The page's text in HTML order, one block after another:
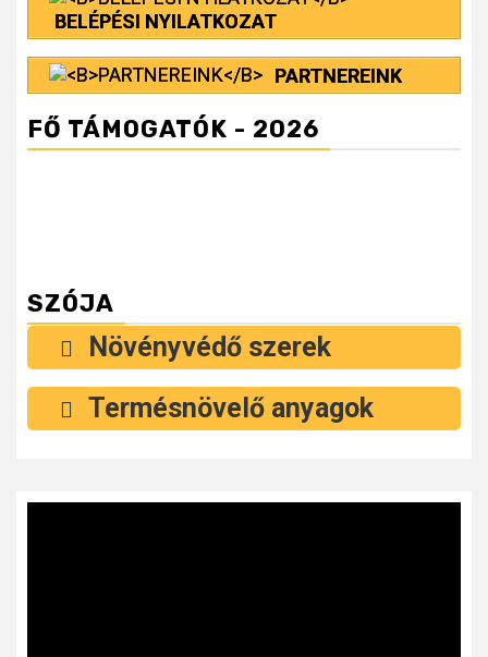
BELÉPÉSI NYILATKOZAT
PARTNEREINK
FŐ TÁMOGATÓK - 2026
SZÓJA
Növényvédő szerek
Termésnövelő anyagok